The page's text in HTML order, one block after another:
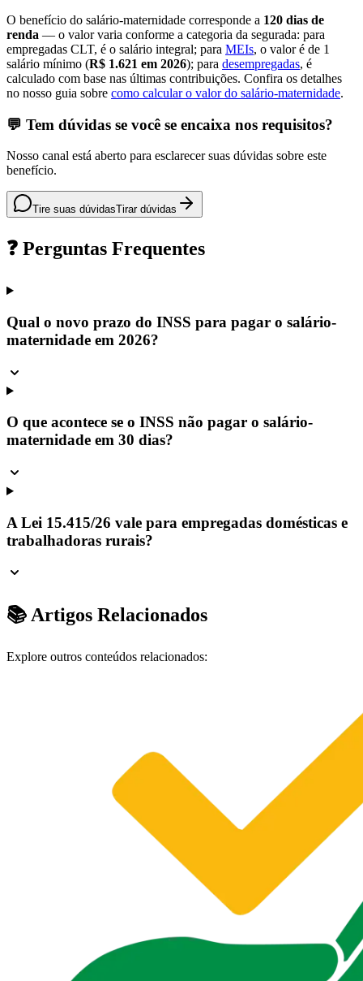
O benefício do salário-maternidade corresponde a 120 dias de
renda — o valor varia conforme a categoria da segurada: para
empregadas CLT, é o salário integral; para MEIs, o valor é de 1
salário mínimo (R$ 1.621 em 2026); para desempregadas, é
calculado com base nas últimas contribuições. Confira os detalhes
no nosso guia sobre como calcular o valor do salário-maternidade.
💬 Tem dúvidas se você se encaixa nos requisitos?
Nosso canal está aberto para esclarecer suas dúvidas sobre este
benefício.
Tire suas dúvidasTirar dúvidas
❓ Perguntas Frequentes
Qual o novo prazo do INSS para pagar o salário-
maternidade em 2026?
O que acontece se o INSS não pagar o salário-
maternidade em 30 dias?
A Lei 15.415/26 vale para empregadas domésticas e
trabalhadoras rurais?
📚 Artigos Relacionados
Explore outros conteúdos relacionados: